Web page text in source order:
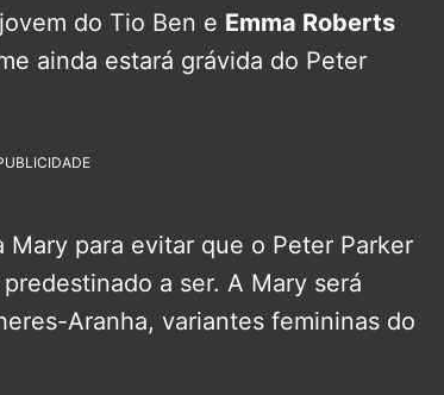
do Tio Ben e Emma Roberts
ainda estará grávida do Peter
para evitar que o Peter Parker
a ser. A Mary será
Aranha, variantes femininas do